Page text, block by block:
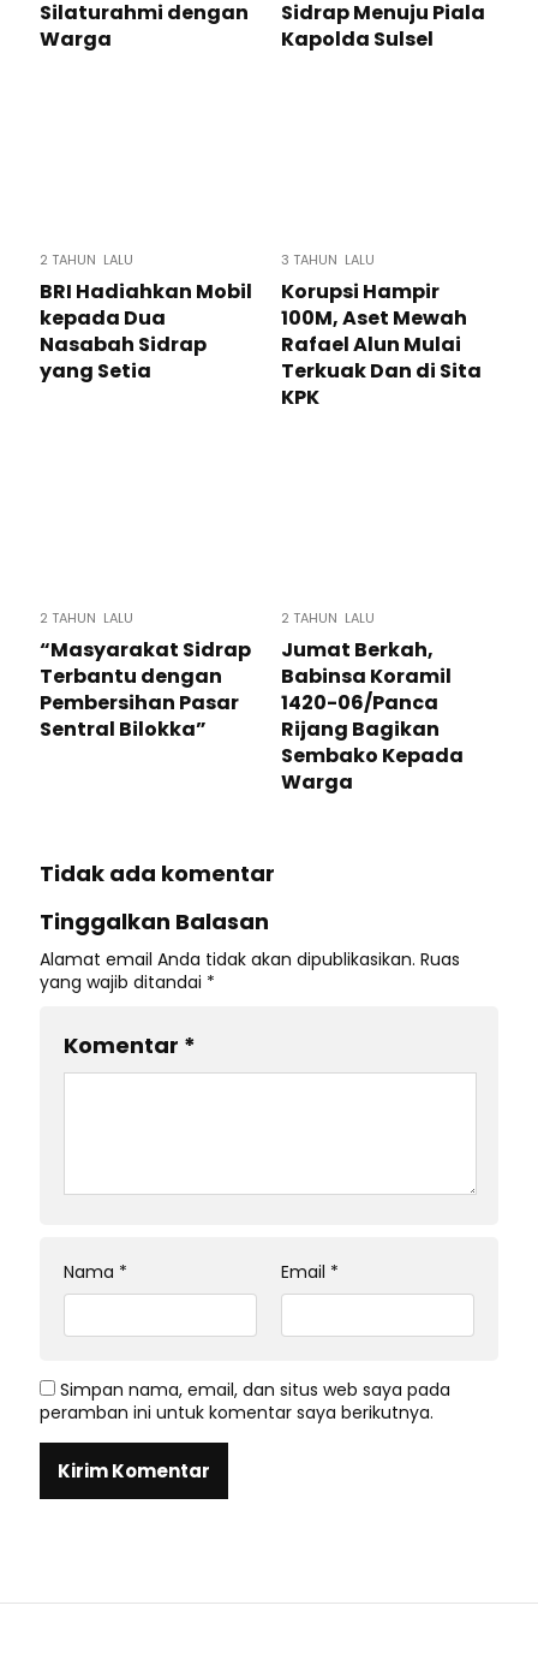
Silaturahmi dengan
Warga
Sidrap Menuju Piala
Kapolda Sulsel
2 TAHUN LALU
BRI Hadiahkan Mobil
kepada Dua
Nasabah Sidrap
yang Setia
3 TAHUN LALU
Korupsi Hampir
100M, Aset Mewah
Rafael Alun Mulai
Terkuak Dan di Sita
KPK
2 TAHUN LALU
“Masyarakat Sidrap
Terbantu dengan
Pembersihan Pasar
Sentral Bilokka”
2 TAHUN LALU
Jumat Berkah,
Babinsa Koramil
1420-06/Panca
Rijang Bagikan
Sembako Kepada
Warga
Tidak ada komentar
Tinggalkan Balasan
Alamat email Anda tidak akan dipublikasikan. Ruas
yang wajib ditandai *
Komentar *
Nama * Email *
Simpan nama, email, dan situs web saya pada
peramban ini untuk komentar saya berikutnya.